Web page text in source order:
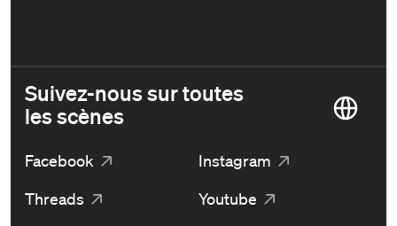
Suivez-nous sur toutes
les scènes
Facebook
Instagram
Threads
Youtube